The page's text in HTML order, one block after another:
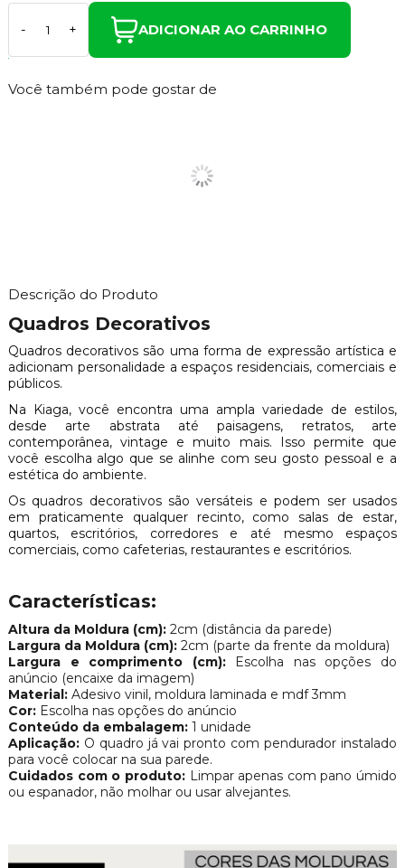
- + ADICIONAR AO CARRINHO
Você também pode gostar de
Descrição do Produto
Quadros Decorativos
Quadros decorativos são uma forma de expressão artística e
adicionam personalidade a espaços residenciais, comerciais e
públicos.
Na Kiaga, você encontra uma ampla variedade de estilos,
desde arte abstrata até paisagens, retratos, arte
contemporânea, vintage e muito mais. Isso permite que
você escolha algo que se alinhe com seu gosto pessoal e a
estética do ambiente.
Os quadros decorativos são versáteis e podem ser usados
em praticamente qualquer recinto, como salas de estar,
quartos, escritórios, corredores e até mesmo espaços
comerciais, como cafeterias, restaurantes e escritórios.
Características:
Altura da Moldura (cm):2cm (distância da parede)
Largura da Moldura (cm):2cm (parte da frente da moldura)
Largura e comprimento (cm):Escolha nas opções do
anúncio (encaixe da imagem)
Material:Adesivo vinil, moldura laminada e mdf 3mm
Cor:Escolha nas opções do anúncio
Conteúdo da embalagem:1 unidade
Aplicação: O quadro já vai pronto com pendurador instalado
para você colocar na sua parede.
Cuidados com o produto: Limpar apenas com pano úmido
ou espanador, não molhar ou usar alvejantes.